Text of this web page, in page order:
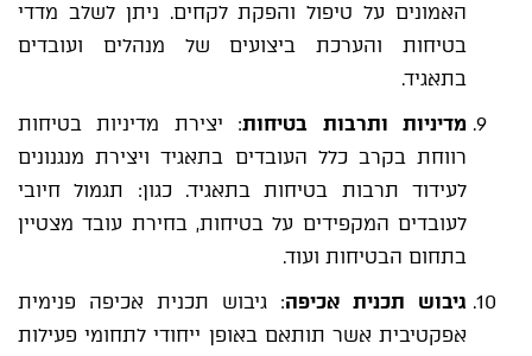
האמונים על טיפול והפקת לקחים. ניתן לשלב מדדי
בטיחות והערכת ביצועים של מנהלים ועובדים
בתאגיד.
מדיניות ותרבות בטיחות: יצירת מדיניות בטיחות
רווחת בקרב כלל העובדים בתאגיד ויצירת מנגנונים
לעידוד תרבות בטיחות בתאגיד. כגון: תגמול חיובי
לעובדים המקפידים על בטיחות, בחירת עובד מצטיין
בתחום הבטיחות ועוד.
גיבוש תכנית אכיפה: גיבוש תכנית אכיפה פנימית
אפקטיבית אשר תותאם באופן ייחודי לתחומי פעילות